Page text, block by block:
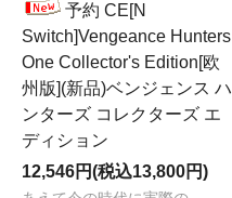
予約 CE[N
Switch]Vengeance Hunters
One Collector's Edition[欧
州版](新品)ベンジェンス ハ
ンターズ コレクターズ エ
ディション
12,546円(税込13,800円)